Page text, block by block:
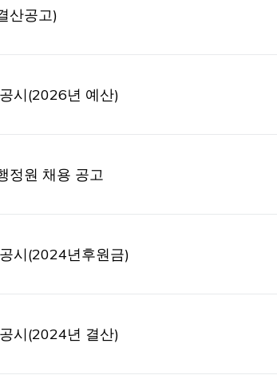
산공고)
시(2026년 예산)
정원 채용 공고
시(2024년후원금)
시(2024년 결산)